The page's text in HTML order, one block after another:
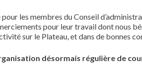
les membres du Conseil
pour leur travail dont nous
sur le Plateau, et dans de bonnes
désormais régulière de